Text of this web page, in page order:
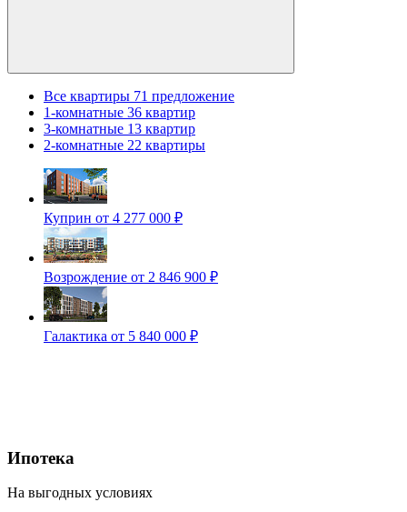
Все квартиры 71 предложение
1-комнатные 36 квартир
3-комнатные 13 квартир
2-комнатные 22 квартиры
Куприн от 4 277 000 ₽
Возрождение от 2 846 900 ₽
Галактика от 5 840 000 ₽
Ипотека
На выгодных условиях